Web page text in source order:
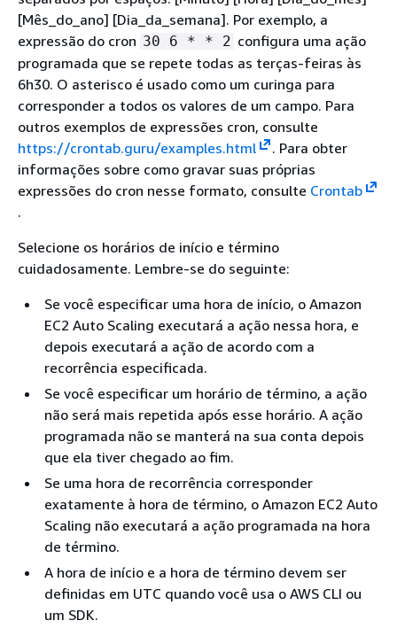
[Mês_do_ano] [Dia_da_semana]. Por exemplo, a
expressão do cron 30 6 * * 2 configura uma ação
programada que se repete todas as terças-feiras às
6h30. O asterisco é usado como um curinga para
corresponder a todos os valores de um campo. Para
outros exemplos de expressões cron, consulte
https://crontab.guru/examples.html
. Para obter
informações sobre como gravar suas próprias
expressões do cron nesse formato, consulte Crontab
.
Selecione os horários de início e término
cuidadosamente. Lembre-se do seguinte:
Se você especificar uma hora de início, o Amazon
EC2 Auto Scaling executará a ação nessa hora, e
depois executará a ação de acordo com a
recorrência especificada.
Se você especificar um horário de término, a ação
não será mais repetida após esse horário. A ação
programada não se manterá na sua conta depois
que ela tiver chegado ao fim.
Se uma hora de recorrência corresponder
exatamente à hora de término, o Amazon EC2 Auto
Scaling não executará a ação programada na hora
de término.
A hora de início e a hora de término devem ser
definidas em UTC quando você usa o AWS CLI ou
um SDK.